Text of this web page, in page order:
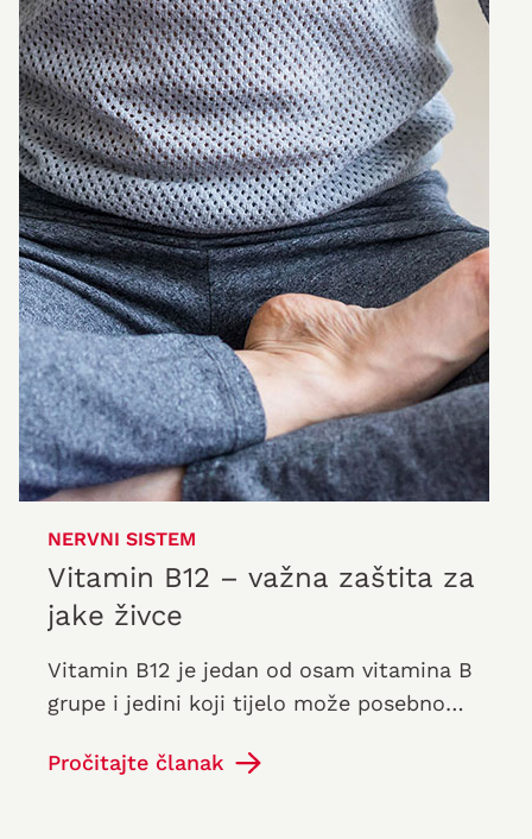
NERVNI SISTEM
Vitamin B12 – važna zaštita za
jake živce
Vitamin B12 je jedan od osam vitamina B
grupe i jedini koji tijelo može posebno
Pročitajte članak